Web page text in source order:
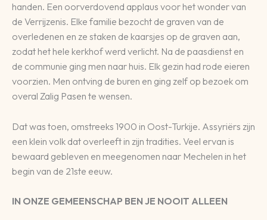
handen. Een oorverdovend applaus voor het wonder van
de Verrijzenis. Elke familie bezocht de graven van de
overledenen en ze staken de kaarsjes op de graven aan,
zodat het hele kerkhof werd verlicht. Na de paasdienst en
de communie ging men naar huis. Elk gezin had rode eieren
voorzien. Men ontving de buren en ging zelf op bezoek om
overal Zalig Pasen te wensen.
Dat was toen, omstreeks 1900 in Oost-Turkije. Assyriërs zijn
een klein volk dat overleeft in zijn tradities. Veel ervan is
bewaard gebleven en meegenomen naar Mechelen in het
begin van de 21ste eeuw.
IN ONZE GEMEENSCHAP BEN JE NOOIT ALLEEN